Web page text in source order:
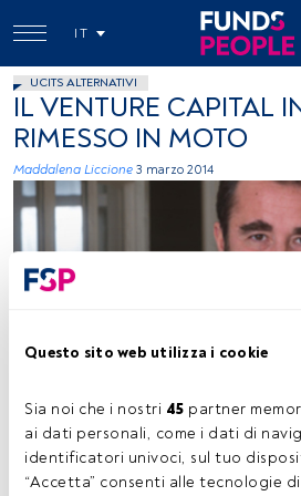
Questo sito web utilizza i cookie
Sia noi che i nostri 45 partner
ai dati personali, come i dati di
identificatori univoci, sul tuo
“Accetta” consenti alle tecnologie
IT
UCITS ALTERNATIVI
IL VENTURE CAPITAL
RIMESSO IN MOTO
Maddalena Liccione 3 marzo 2014
Tempo di lettura: 2 min.